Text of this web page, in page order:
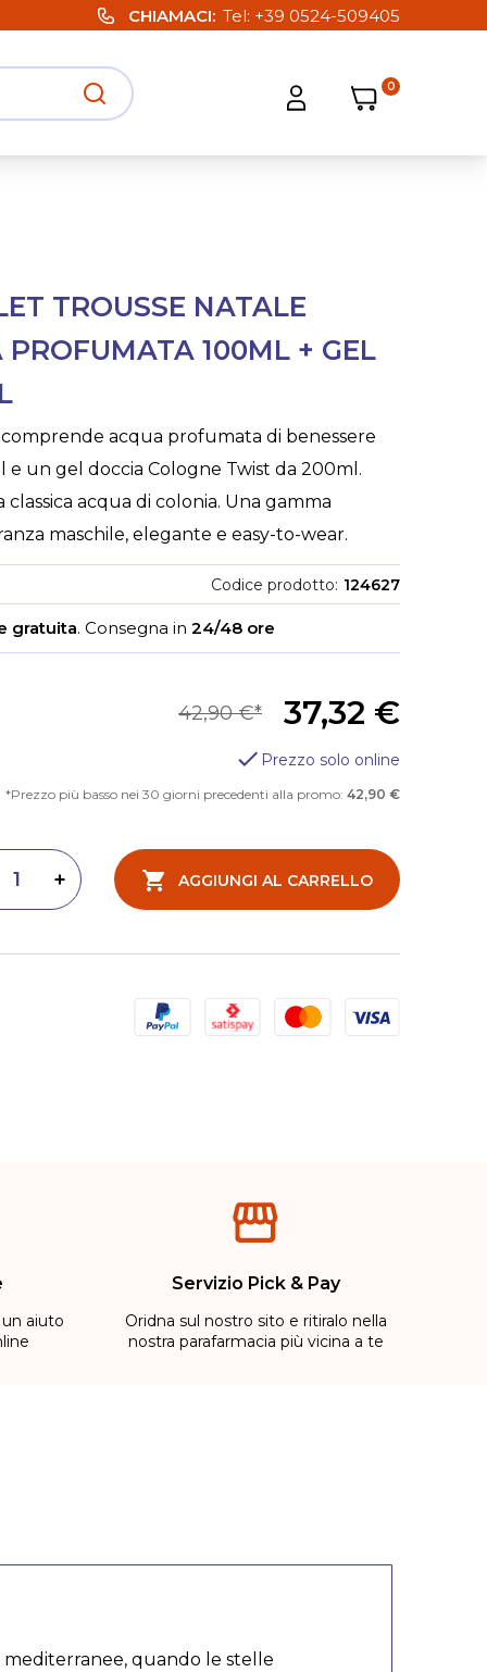
CHIAMACI Tel: +39 0524-509405
Apri ricerca Apri strumenti utente
Carrello
Carrello
0
TROUSSE NATALE
100ML + GEL
acqua profumata di benessere
e un gel doccia Cologne Twist da 200ml.
acqua di colonia. Una gamma
maschile, elegante e easy-to-wear.
Codice prodotto 124627
gratuita. Consegna in 24/48 ore
37,32 €
42,90 €
Prezzo solo online
Prezzo più basso nei 30 giorni precedenti alla promo: 42,90 €
Aumenta quantità
quantità AGGIUNGI AL CARRELLO
aiuto
Servizio Pick & Pay
Oridna sul nostro sito e ritiralo nella
nostra parafarmacia più vicina a te
quando le stelle